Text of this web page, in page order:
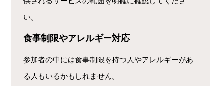
い。
食事制限やアレルギー対応
参加者の中には食事制限を持つ人やアレルギーがあ
る人もいるかもしれません。